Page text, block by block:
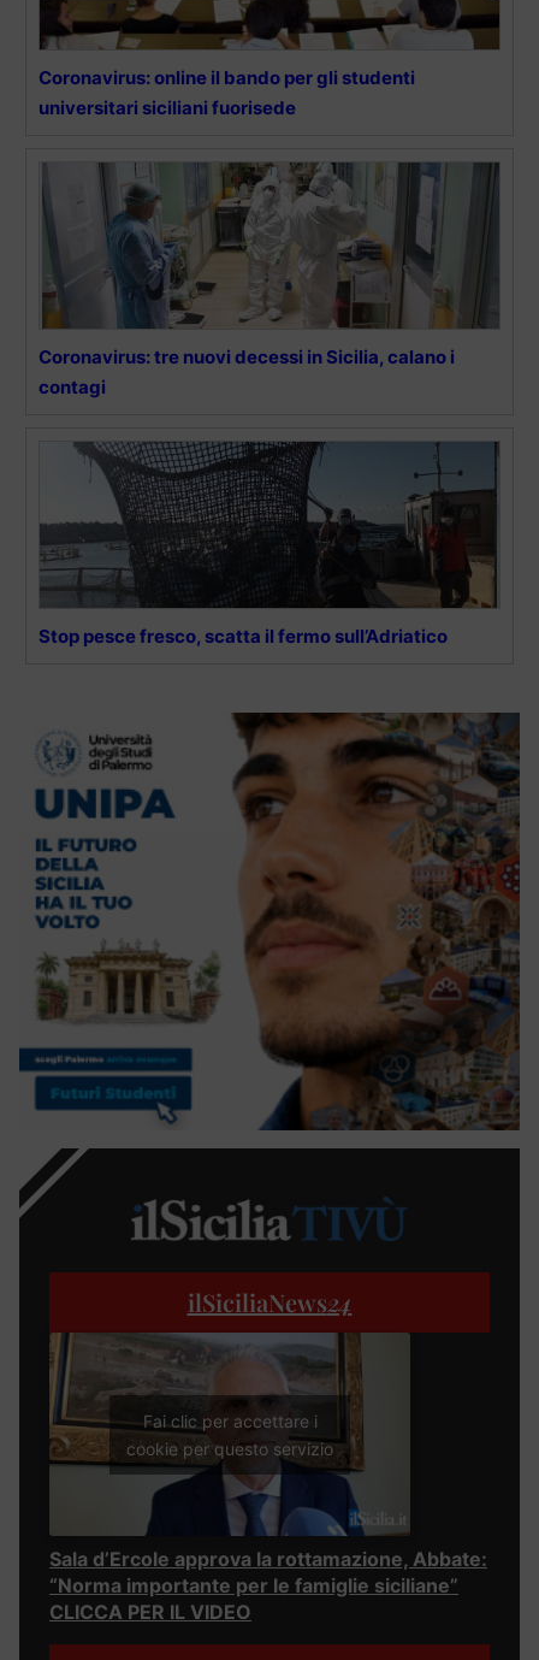
Coronavirus: online il bando per gli studenti
universitari siciliani fuorisede
Coronavirus: tre nuovi decessi in Sicilia, calano i
contagi
Stop pesce fresco, scatta il fermo sull’Adriatico
ilSiciliaNews24
Fai clic per accettare i
cookie per questo servizio
Sala d’Ercole approva la rottamazione, Abbate:
“Norma importante per le famiglie siciliane”
CLICCA PER IL VIDEO